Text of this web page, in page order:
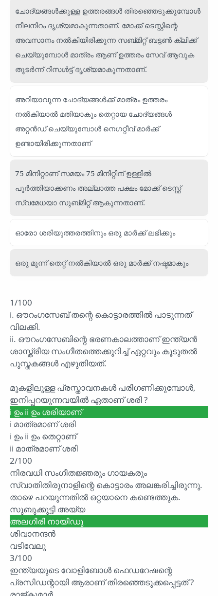
ചോദ്യങ്ങൾക്കുള്ള ഉത്തരങ്ങൾ തിരഞ്ഞെടുക്കുമ്പോൾ
നീലനിറം ദൃശ്യമാകുന്നതാണ്. മോക്ക് ടെസ്റ്റിന്റെ
അവസാനം നൽകിയിരിക്കുന്ന സബ്മിറ്റ് ബട്ടൺ ക്ലിക്ക്
ചെയ്യുമ്പോൾ മാത്രം ആണ് ഉത്തരം സേവ് ആവുക
തുടർന്ന് റിസൾട്ട് ദൃശ്യമാകുന്നതാണ്.
അറിയാവുന്ന ചോദ്യങ്ങൾക്ക് മാത്രം ഉത്തരം
നൽകിയാൽ മതിയാകും തെറ്റായ ചോദ്യങ്ങൾ
അറ്റൻഡ് ചെയ്യുമ്പോൾ നെഗറ്റീവ് മാർക്ക്
ഉണ്ടായിരിക്കുന്നതാണ്
75 മിനിറ്റാണ് സമയം 75 മിനിറ്റിന് ഉള്ളിൽ
പൂർത്തിയാക്കണം അല്ലാത്ത പക്ഷം മോക്ക് ടെസ്റ്റ്
സ്വമേധയാ സുബ്മിറ്റ് ആകുന്നതാണ്.
ഓരോ ശരിയുത്തരത്തിനും ഒരു മാർക്ക് ലഭിക്കും
ഒരു മൂന്ന് തെറ്റ് നൽകിയാൽ ഒരു മാർക്ക് നഷ്ടമാകും
1/100
i. ഔറംഗസേബ് തന്റെ കൊട്ടാരത്തിൽ പാടുന്നത്
വിലക്കി.
ii. ഔറംഗസേബിന്റെ ഭരണകാലത്താണ് ഇന്ത്യൻ
ശാസ്ത്രീയ സംഗീതത്തെക്കുറിച്ച് ഏറ്റവും കൂടുതൽ
പുസ്തകങ്ങൾ എഴുതിയത്.
മുകളിലുള്ള പ്രസ്താവനകൾ പരിഗണിക്കുമ്പോൾ,
ഇനിപ്പറയുന്നവയിൽ ഏതാണ് ശരി ?
i ഉം ii ഉം ശരിയാണ്
i മാത്രമാണ് ശരി
i ഉം ii ഉം തെറ്റാണ്
ii മാത്രമാണ് ശരി
2/100
നിരവധി സംഗീതജ്ഞരും ഗായകരും
സ്വാതിതിരുനാളിന്റെ കൊട്ടാരം അലങ്കരിച്ചിരുന്നു.
താഴെ പറയുന്നതിൽ ഒറ്റയാനെ കണ്ടെത്തുക.
സുബുക്കുട്ടി അയ്യ
അലഗിരി നായിഡു
ശിവാനന്ദൻ
വടിവേലു
3/100
ഇന്ത്യയുടെ വോളിബോൾ ഫെഡറേഷന്റെ
പ്രസിഡന്റായി ആരാണ് തിരഞ്ഞെടുക്കപ്പെട്ടത് ?